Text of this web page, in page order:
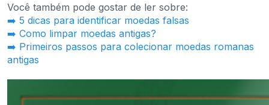
Você também pode gostar de ler sobre:
➡️ 5 dicas para identificar moedas falsas
➡️ Como limpar moedas antigas?
➡️ Primeiros passos para colecionar moedas romanas
antigas